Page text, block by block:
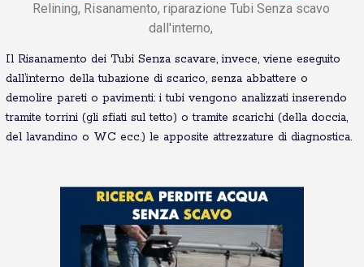
Relining, Risanamento, riparazione Tubi Senza scavo
dall'interno,
Il Risanamento dei Tubi Senza scavare, invece, viene eseguito
dall’interno della tubazione di scarico, senza abbattere o
demolire pareti o pavimenti: i tubi vengono analizzati inserendo
tramite torrini (gli sfiati sul tetto) o tramite scarichi (della doccia,
del lavandino o WC ecc.) le apposite attrezzature di diagnostica.